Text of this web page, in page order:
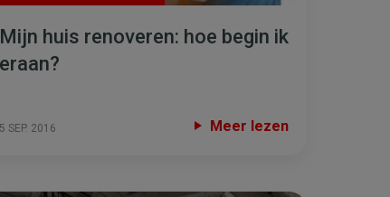
Mijn huis renoveren: hoe begin ik
eraan?
5 SEP. 2016 Meer lezen